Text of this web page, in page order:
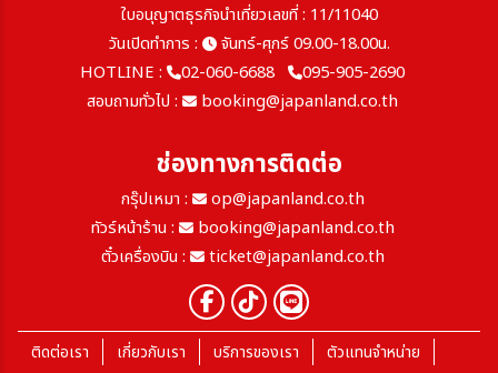
ถึงวันที่
ระหว่าง
ใบอนุญาตธุรกิจนำเที่ยวเลขที่ : 11/11040
วันเปิดทำการ :
จันทร์-ศุกร์ 09.00-18.00น.
HOTLINE :
02-060-6688
095-905-2690
สอบถามทั่วไป :
booking@japanland.co.th
ช่องทางการติดต่อ
กรุ๊ปเหมา :
op@japanland.co.th
ทัวร์หน้าร้าน :
booking@japanland.co.th
ตั๋วเครื่องบิน :
ticket@japanland.co.th
ติดต่อเรา เกี่ยวกับเรา บริการของเรา ตัวแทนจำหน่าย